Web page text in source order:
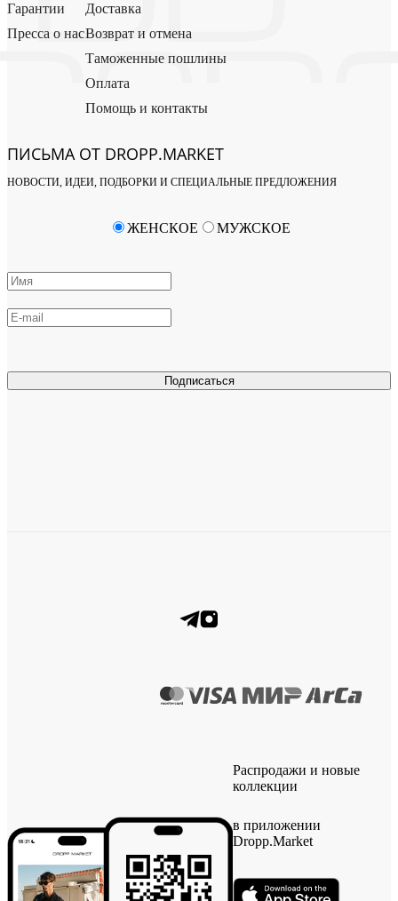
Гарантии
Пресса о нас
Доставка
Возврат и отмена
Таможенные пошлины
Оплата
Помощь и контакты
ПИСЬМА ОТ DROPP.MARKET
НОВОСТИ, ИДЕИ, ПОДБОРКИ И СПЕЦИАЛЬНЫЕ ПРЕДЛОЖЕНИЯ
Подписаться
ЖЕНСКОЕ МУЖСКОЕ
Распродажи и новые
коллекции
в приложении
Dropp.Market